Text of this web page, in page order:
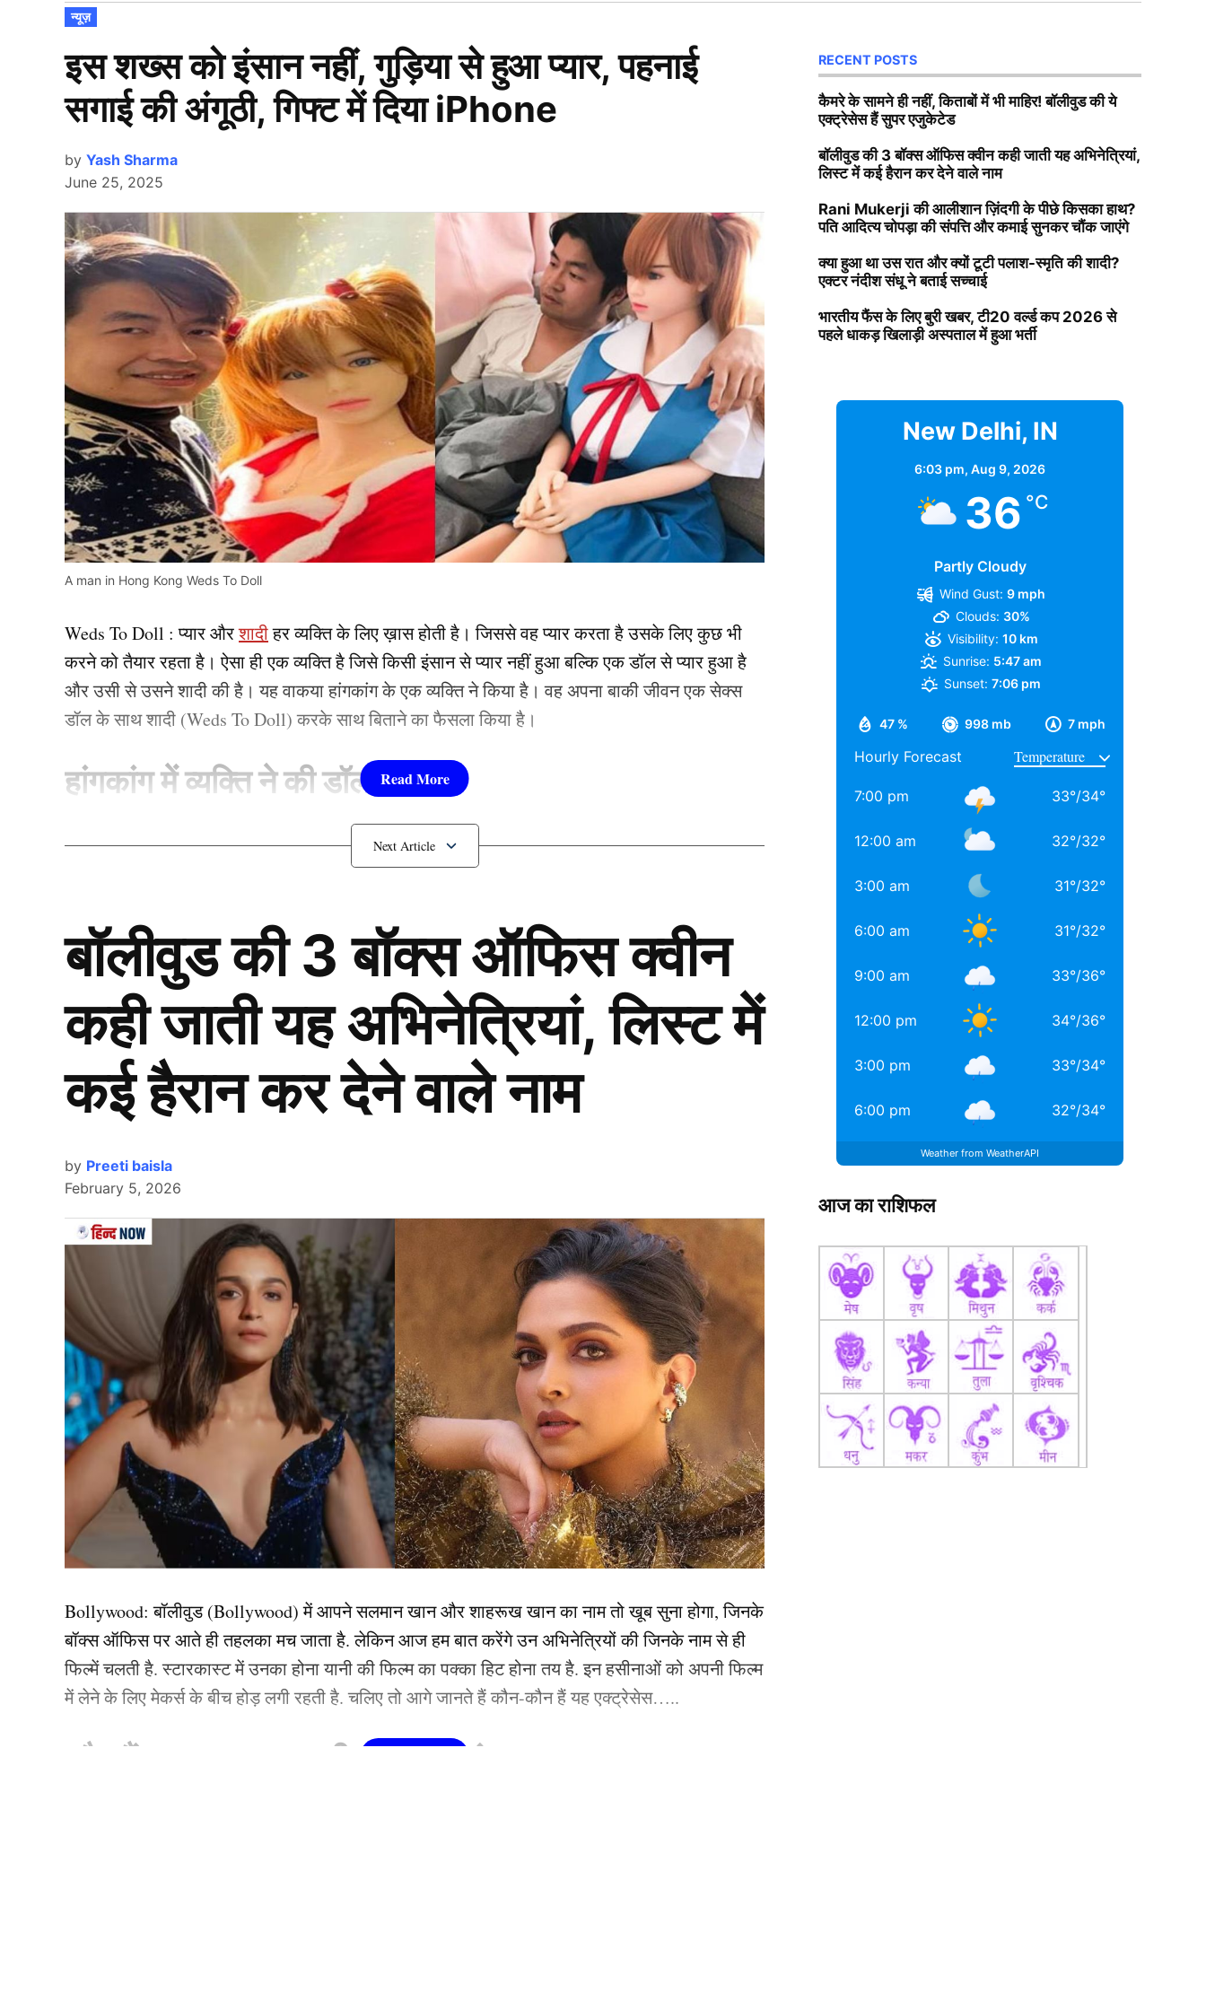
Open
POSTED
IN
न्यूज़
इस शख्स को इंसान नहीं, गुड़िया से हुआ प्यार, पहनाई
सगाई की अंगूठी, गिफ्ट में दिया iPhone
by Yash Sharma
June 25, 2025
A man in Hong Kong Weds To Doll
Weds To Doll : प्यार औरशादीहर व्यक्ति के लिए ख़ास होती है। जिससे वह प्यार करता है उसके लिए कुछ भी
करने को तैयार रहता है। ऐसा ही एक व्यक्ति है जिसे किसी इंसान से प्यार नहीं हुआ बल्कि एक डॉल से प्यार हुआ है
और उसी से उसने शादी की है। यह वाकया हांगकांग के एक व्यक्ति ने किया है। वह अपना बाकी जीवन एक सेक्स
डॉल के साथ शादी (Weds To Doll) करके साथ बिताने का फैसला किया है।
हांगकांग में व्यक्ति ने की डॉल से शादी
हांगकांग के 36 वर्षीय त्से टिन विंग अपने माता-पिता के साथ रहता है और उसने अपने दोस्तों और परिवार की
मौजूदगी में एक छोटे से समारोह में अपनी गुड़िया मोची से सगाई कर ली। क्योंकि उसने कहा कि असली महिला की
तुलना में उसके साथ शादी (Weds To Doll) करना आसान था।
त्से को पहली बार पता चला कि वह लगभग 10 साल पहले गुड़िया की ओर आकर्षित था। जब उसने एक स्टोर में एक
गुड़िया देखी और आखिरकार 2019 के अंत में मुख्य भूमि चीन से एक गुड़िया मंगवाई।
2019 में प्यार हुआ और गिफ्ट किया आईफोन
बॉलीवुड की 3 बॉक्स ऑफिस क्वीन
कही जाती यह अभिनेत्रियां, लिस्ट में
कई हैरान कर देने वाले नाम
by Preeti baisla
February 5, 2026
Bollywood:बॉलीवुड (Bollywood)में आपने सलमान खान और शाहरूख खान का नाम तो खूब सुना होगा, जिनके
बॉक्स ऑफिस पर आते ही तहलका मच जाता है. लेकिन आज हम बात करेंगे उन अभिनेत्रियों की जिनके नाम से ही
फिल्में चलती है. स्टारकास्ट में उनका होना यानी की फिल्म का पक्का हिट होना तय है. इन हसीनाओं को अपनी फिल्म
में लेने के लिए मेकर्स के बीच होड़ लगी रहती है. चलिए तो आगे जानते हैं कौन-कौन हैं यह एक्ट्रेसेस…..
कौन हैं
Bollywood की यह हसीनाएं?
RECENT POSTS
कैमरे के सामने ही नहीं, किताबों में भी माहिर! बॉलीवुड की ये
एक्ट्रेसेस हैं सुपर एजुकेटेड
बॉलीवुड की 3 बॉक्स ऑफिस क्वीन कही जाती यह अभिनेत्रियां,
लिस्ट में कई हैरान कर देने वाले नाम
Rani Mukerji की आलीशान ज़िंदगी के पीछे किसका हाथ?
पति आदित्य चोपड़ा की संपत्ति और कमाई सुनकर चौंक जाएंगे
क्या हुआ था उस रात और क्यों टूटी पलाश-स्मृति की शादी?
एक्टर नंदीश संधू ने बताई सच्चाई
भारतीय फैंस के लिए बुरी खबर, टी20 वर्ल्ड कप 2026 से
पहले धाकड़ खिलाड़ी अस्पताल में हुआ भर्ती
New Delhi, IN
6:03 pm, Aug 9, 2026
36 °C
Partly Cloudy
47 % 998 mb 7 mph
Wind Gust: 9 mph
Clouds: 30%
Visibility: 10 km
Sunrise: 5:47 am
Sunset: 7:06 pm
Hourly Forecast
7:00 pm 33°/34°
12:00 am 32°/32°
3:00 am 31°/32°
6:00 am 31°/32°
9:00 am 33°/36°
12:00 pm 34°/36°
3:00 pm 33°/34°
6:00 pm 32°/34°
Weather from WeatherAPI
आज का राशिफल